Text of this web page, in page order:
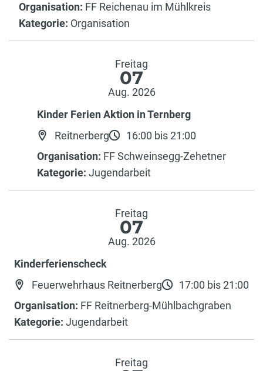
Organisation: FF Reichenau im Mühlkreis
Kategorie: Organisation
Freitag
07
Aug. 2026
Kinder Ferien Aktion in Ternberg
Reitnerberg
16:00 bis 21:00
Organisation: FF Schweinsegg-Zehetner
Kategorie: Jugendarbeit
Freitag
07
Aug. 2026
Kinderferienscheck
Feuerwehrhaus Reitnerberg
17:00 bis 21:00
Organisation: FF Reitnerberg-Mühlbachgraben
Kategorie: Jugendarbeit
Freitag